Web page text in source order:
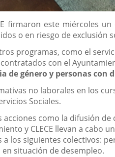
firmaron este miércoles
o en riesgo de exclusión
programas, como el
con el
de género y personas con
no laborales en los
Sociales.
como la difusión
y CLECE llevan a
los siguientes colectivos:
situación de desempleo.